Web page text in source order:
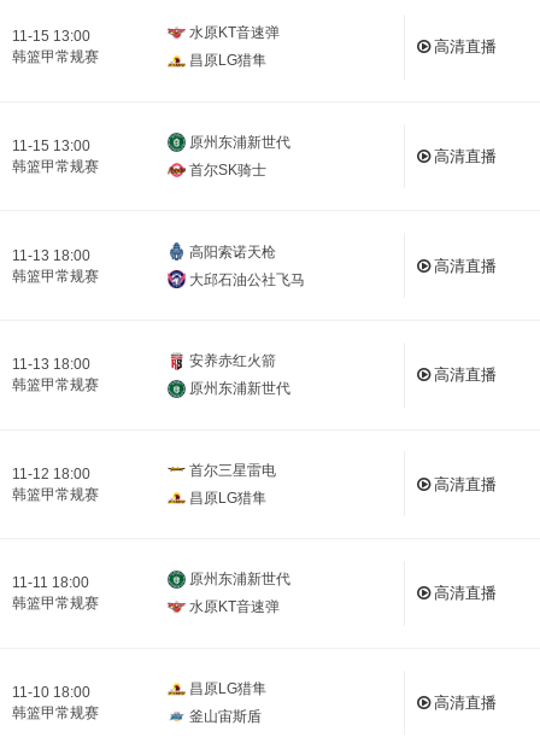
11-15 13:00
韩篮甲常规赛
水原KT音速弹
昌原LG猎隼
高清直播
11-15 13:00
韩篮甲常规赛
原州东浦新世代
首尔SK骑士
高清直播
11-13 18:00
韩篮甲常规赛
高阳索诺天枪
大邱石油公社飞马
高清直播
11-13 18:00
韩篮甲常规赛
安养赤红火箭
原州东浦新世代
高清直播
11-12 18:00
韩篮甲常规赛
首尔三星雷电
昌原LG猎隼
高清直播
11-11 18:00
韩篮甲常规赛
原州东浦新世代
水原KT音速弹
高清直播
11-10 18:00
韩篮甲常规赛
昌原LG猎隼
釜山宙斯盾
高清直播